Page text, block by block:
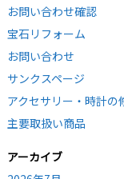
お問い合わせ確認
宝石リフォーム
お問い合わせ
サンクスページ
アクセサリー・時計の
主要取扱い商品
アーカイブ